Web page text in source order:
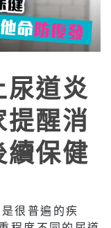
道炎
提醒消
續保健
很普遍的疾